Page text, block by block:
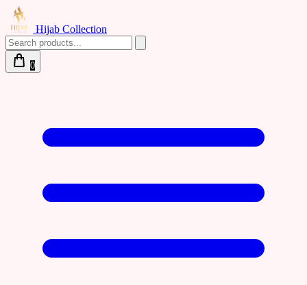
Hijab Collection
0